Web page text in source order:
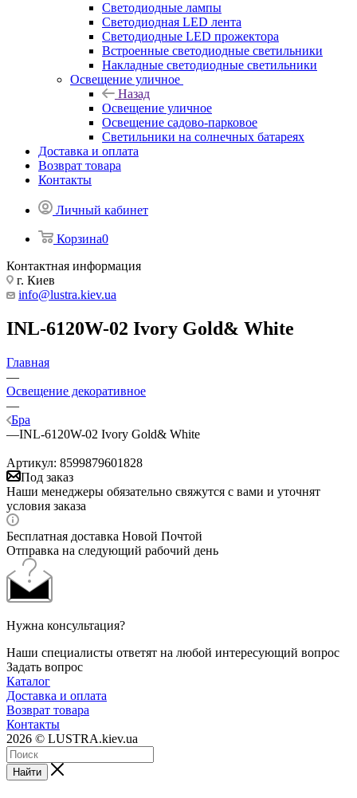
Светодиодные лампы
Светодиодная LED лента
Светодиодные LED прожектора
Встроенные светодиодные светильники
Накладные светодиодные светильники
Освещение уличное
Назад
Освещение уличное
Освещение садово-парковое
Светильники на солнечных батареях
Доставка и оплата
Возврат товара
Контакты
Личный кабинет
Корзина0
Контактная информация
г. Киев
info@lustra.kiev.ua
INL-6120W-02 Ivory Gold& White
Главная
—
Освещение декоративное
—
Бра
—INL-6120W-02 Ivory Gold& White
Артикул: 8599879601828
Под заказ
Наши менеджеры обязательно свяжутся с вами и уточнят
условия заказа
Бесплатная доставка Новой Почтой
Отправка на следующий рабочий день
Нужна консультация?
Наши специалисты ответят на любой интересующий вопрос
Задать вопрос
Каталог
Доставка и оплата
Возврат товара
Контакты
2026 © LUSTRA.kiev.ua
Найти